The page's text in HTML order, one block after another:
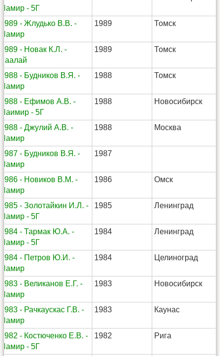
Памир - 5Г
1989 - Жлудько В.В. -
Памир
1989 Томск
1989 - Новак К.Л. -
Заалай
1989 Томск
1988 - Будников В.Я. -
Памир
1988 Томск
1988 - Ефимов А.В. -
Паимир - 5Г
1988 Новосибирск
1988 - Джулий А.В. -
Памир
1988 Москва
1987 - Будников В.Я. -
Памир
1987
1986 - Новиков В.М. -
Памир
1986 Омск
1985 - Золотайкин И.Л. -
Памир - 5Г
1985 Ленинград
1984 - Тармак Ю.А. -
Памир - 5Г
1984 Ленинград
1984 - Петров Ю.И. -
Памир
1984 Целиноград
1983 - Великанов Е.Г. -
Памир
1983 Новосибирск
1983 - Рачкаускас Г.В. -
Памир
1983 Каунас
1982 - Костюченко Е.В. -
Памир - 5Г
1982 Рига